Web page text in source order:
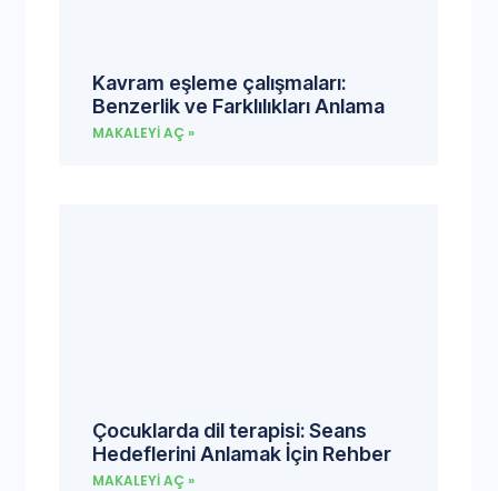
Kavram eşleme çalışmaları:
Benzerlik ve Farklılıkları Anlama
MAKALEYI AÇ »
Çocuklarda dil terapisi: Seans
Hedeflerini Anlamak İçin Rehber
MAKALEYI AÇ »